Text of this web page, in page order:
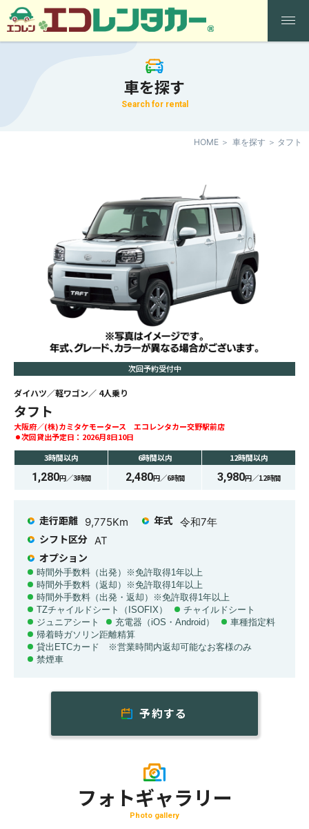
車を探す
Search for rental
HOME 車を探す タフト
次回予約受付中
ダイハツ 軽ワゴン 4人乗り
タフト
大阪府
(株)カミタケモータース エコレンタカー交野駅前店
次回貸出予定日： 2026月8日10日
3時間以内
1,280円／3時間
6時間以内
2,480円／6時間
12時間以内
3,980円／12時間
走行距離 9,775Km 年式 令和7年
シフト区分 AT
オプション
時間外手数料（出発）※免許取得1年以上
時間外手数料（返却）※免許取得1年以上
時間外手数料（出発・返却）※免許取得1年以上
TZチャイルドシート（ISOFIX）
チャイルドシート
ジュニアシート
充電器（iOS・Android）
車種指定料
帰着時ガソリン距離精算
貸出ETCカード ※営業時間内返却可能なお客様のみ
禁煙車
予約する
フォトギャラリー
Photo gallery